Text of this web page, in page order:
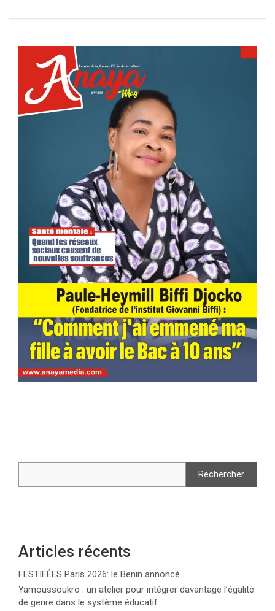
Rechercher
Articles récents
FESTIFÉES Paris 2026: le Benin annoncé
Yamoussoukro : un atelier pour intégrer davantage l’égalité
de genre dans le système éducatif